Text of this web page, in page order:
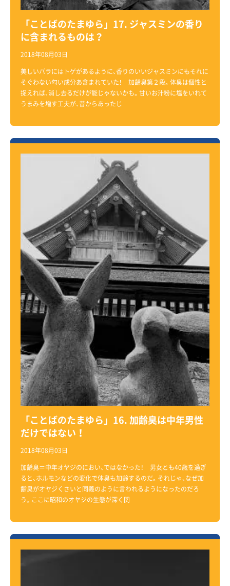
「ことばのたまゆら」17. ジャスミンの香り
に含まれるものは？
2018年08月03日
美しいバラにはトゲがあるように、香りのいいジャスミンにもそれに
そぐわない匂い成分あ含まれていた！ 加齢臭第２段。体臭は個性と
捉えれば、消し去るだけが能じゃないかも。甘いお汁粉に塩をいれて
うまみを増す工夫が、昔からあったじ
「ことばのたまゆら」16. 加齢臭は中年男性
だけではない！
2018年08月03日
加齢臭＝中年オヤジのにおい、ではなかった！ 男女とも40歳を過ぎ
ると、ホルモンなどの変化で体臭も加齢するのだ。それじゃ、なぜ加
齢臭がオヤジくさいと同義のように言われるようになったのだろ
う。ここに昭和のオヤジの生態が深く関